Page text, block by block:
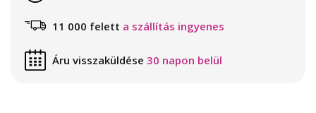
11 000 felett a szállítás ingyenes
Áru visszaküldése 30 napon belül